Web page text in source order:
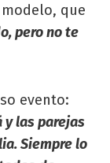
que
pero no te
evento:
y las parejas
Siempre lo